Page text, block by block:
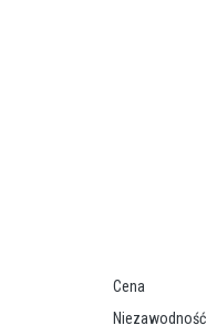
Cena
Niezawodność